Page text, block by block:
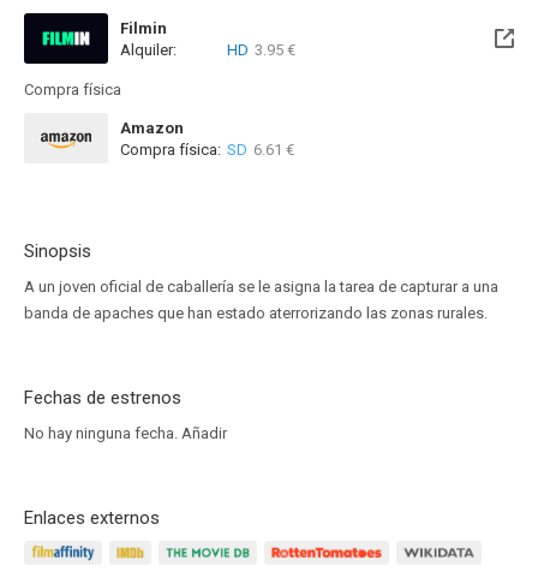
Filmin
Disponible hasta el Mar, 29 Sep 2026 (Queda 1 mes)
Alquiler: HD 3.95 €
Compra física
Amazon
Compra física: SD 6.61 €
Sinopsis
A un joven oficial de caballería se le asigna la tarea de capturar a una
banda de apaches que han estado aterrorizando las zonas rurales.
Fechas de estrenos
No hay ninguna fecha. Añadir
Enlaces externos